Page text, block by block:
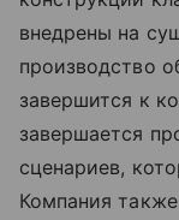
внедрены на
производство
завершится к
завершается
сценариев,
Компания